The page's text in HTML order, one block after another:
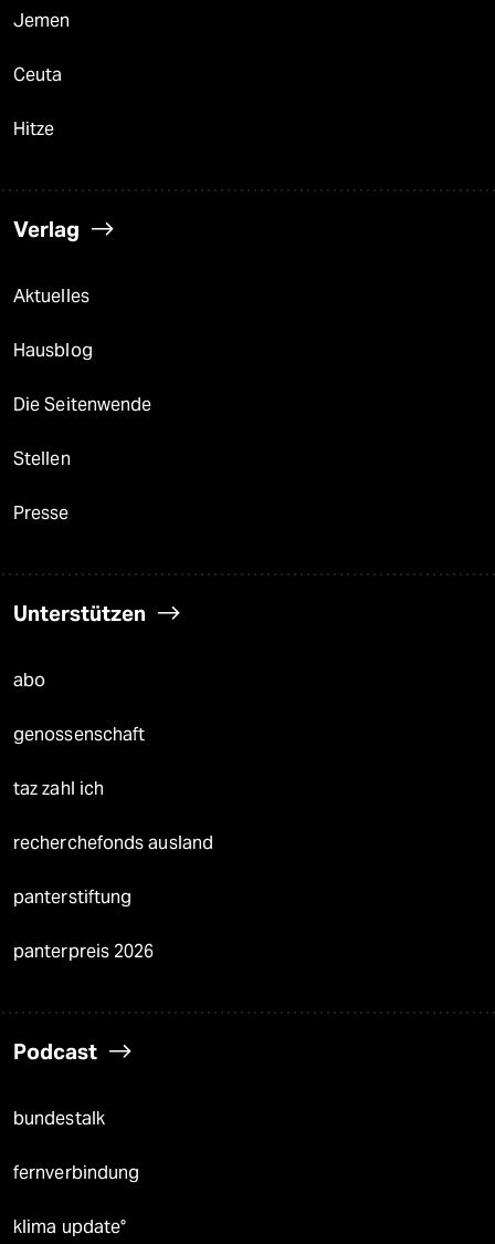
Jemen
Ceuta
Hitze
Verlag
Aktuelles
Hausblog
Die Seitenwende
Stellen
Presse
Unterstützen
abo
genossenschaft
taz zahl ich
recherchefonds ausland
panterstiftung
panterpreis 2026
Podcast
bundestalk
fernverbindung
klima update°